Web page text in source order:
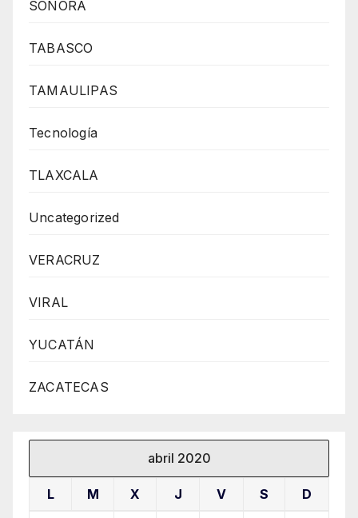
SONORA
TABASCO
TAMAULIPAS
Tecnología
TLAXCALA
Uncategorized
VERACRUZ
VIRAL
YUCATÁN
ZACATECAS
abril 2020
L M X J V S D